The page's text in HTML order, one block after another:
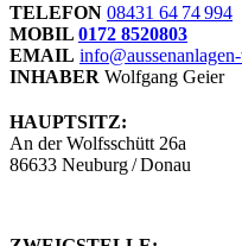
TELEFON 08431 64 74 994
MOBIL 0172 8520803
EMAIL
INHABER Wolfgang Geier
HAUPTSITZ:
An der Wolfsschütt 26a
86633 Neuburg / Donau